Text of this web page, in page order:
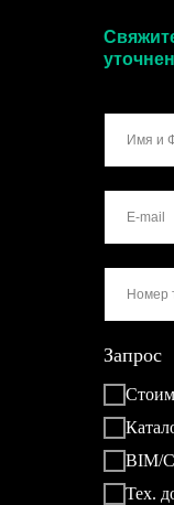
Запрос
BIM/
Тех.